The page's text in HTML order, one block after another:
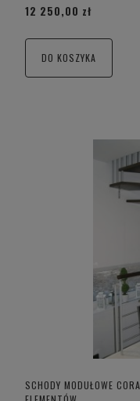
12 250,00 zł
DO KOSZYKA
SCHODY MODUŁOWE